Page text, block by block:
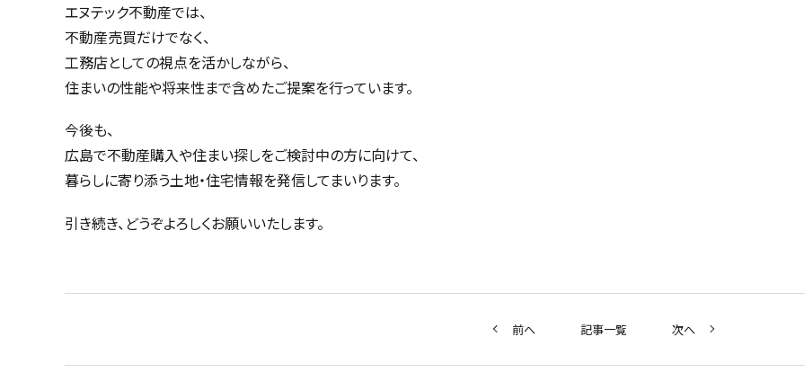
エヌテック不動産では、
不動産売買だけでなく、
工務店としての視点を活かしながら、
住まいの性能や将来性まで含めたご提案を行っています。
今後も、
広島で不動産購入や住まい探しをご検討中の方に向けて、
暮らしに寄り添う土地・住宅情報を発信してまいります。
引き続き、どうぞよろしくお願いいたします。
前へ 記事一覧 次へ